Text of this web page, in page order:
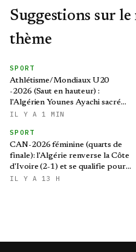
Suggestions sur le
thème
SPORT
Athlétisme/Mondiaux U20
-2026 (Saut en hauteur) :
l'Algérien Younes Ayachi sacré
champion du monde
IL Y A 1 MIN
SPORT
CAN-2026 féminine (quarts de
finale): l'Algérie renverse la Côte
d'Ivoire (2-1) et se qualifie pour
le Mondial brésilien
IL Y A 13 H